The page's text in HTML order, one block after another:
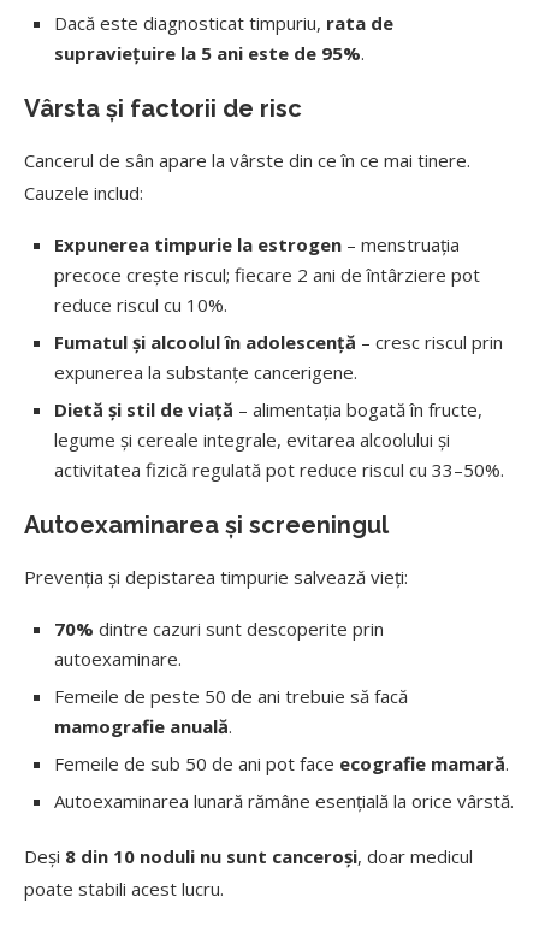
Dacă este diagnosticat timpuriu, rata de
supraviețuire la 5 ani este de 95%.
Vârsta și factorii de risc
Cancerul de sân apare la vârste din ce în ce mai tinere.
Cauzele includ:
Expunerea timpurie la estrogen – menstruația
precoce crește riscul; fiecare 2 ani de întârziere pot
reduce riscul cu 10%.
Fumatul și alcoolul în adolescență – cresc riscul prin
expunerea la substanțe cancerigene.
Dietă și stil de viață – alimentația bogată în fructe,
legume și cereale integrale, evitarea alcoolului și
activitatea fizică regulată pot reduce riscul cu 33–50%.
Autoexaminarea și screeningul
Prevenția și depistarea timpurie salvează vieți:
70% dintre cazuri sunt descoperite prin
autoexaminare.
Femeile de peste 50 de ani trebuie să facă
mamografie anuală.
Femeile de sub 50 de ani pot face ecografie mamară.
Autoexaminarea lunară rămâne esențială la orice vârstă.
Deși 8 din 10 noduli nu sunt canceroși, doar medicul
poate stabili acest lucru.